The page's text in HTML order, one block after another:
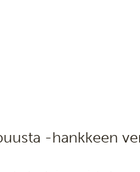
-hankkeen